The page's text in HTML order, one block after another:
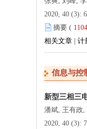
2020, 40 (3):
摘要 ( 1104
相关文章
计
信息与控
新型三相三
潘斌, 王有政,
2020, 40 (3):